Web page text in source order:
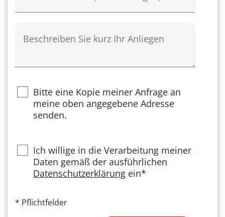
Bitte eine Kopie meiner Anfrage an
meine oben angegebene Adresse
senden.
PrivacyIch willige in die Verarbeitung meiner
Daten gemäß der ausführlichen
Datenschutzerklärung ein*
* Pflichtfelder